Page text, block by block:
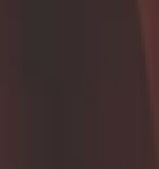
📆 Quand
oeuvre
Dès la construction